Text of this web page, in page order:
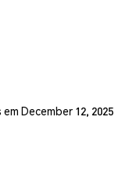
December 12, 2025